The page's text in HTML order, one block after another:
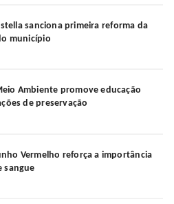
sanciona primeira reforma da
município
Ambiente promove educação
de preservação
Vermelho reforça a importância
sangue